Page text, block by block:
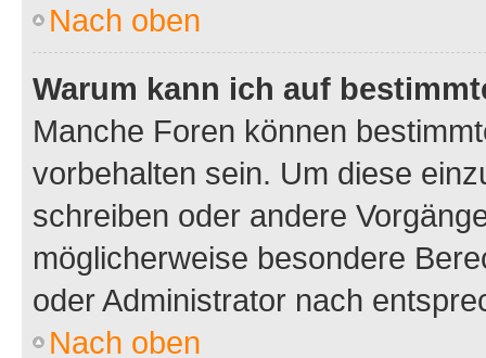
Nach oben
Warum kann ich auf
Manche Foren können
vorbehalten sein. Um diese
schreiben oder andere
möglicherweise besondere
oder Administrator nach
Nach oben